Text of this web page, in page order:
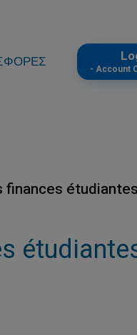
- Account